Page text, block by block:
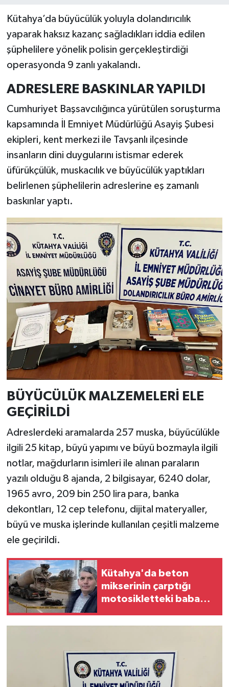
Kütahya’da büyücülük yoluyla dolandırıcılık
yaparak haksız kazanç sağladıkları iddia edilen
şüphelilere yönelik polisin gerçekleştirdiği
operasyonda 9 zanlı yakalandı.
ADRESLERE BASKINLAR YAPILDI
Cumhuriyet Başsavcılığınca yürütülen soruşturma
kapsamında İl Emniyet Müdürlüğü Asayiş Şubesi
ekipleri, kent merkezi ile Tavşanlı ilçesinde
insanların dini duygularını istismar ederek
üfürükçülük, muskacılık ve büyücülük yaptıkları
belirlenen şüphelilerin adreslerine eş zamanlı
baskınlar yaptı.
BÜYÜCÜLÜK MALZEMELERİ ELE
GEÇİRİLDİ
Adreslerdeki aramalarda 257 muska, büyücülükle
ilgili 25 kitap, büyü yapımı ve büyü bozmayla ilgili
notlar, mağdurların isimleri ile alınan paraların
yazılı olduğu 8 ajanda, 2 bilgisayar, 6240 dolar,
1965 avro, 209 bin 250 lira para, banka
dekontları, 12 cep telefonu, dijital materyaller,
büyü ve muska işlerinde kullanılan çeşitli malzeme
ele geçirildi.
Kütahya'da beton
mikserinin çarptığı
motosikletteki baba
Hisarcık
Köşe Yazıları
Kültür Sanat
Kütahya
Magazin
Otomobil
Pazarlar
Politika
Resmi İlan
Rüya Tabirleri
Sağlık
Şaphane
Simav
Siyaset
Spor
Tavşanlı
Teknoloji
Türkiye
Video Galeri
Yaşam
Yemek Tarifleri